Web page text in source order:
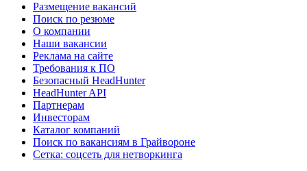
Размещение вакансий
Поиск по резюме
О компании
Наши вакансии
Реклама на сайте
Требования к ПО
Безопасный HeadHunter
HeadHunter API
Партнерам
Инвесторам
Каталог компаний
Поиск по вакансиям в Грайвороне
Сетка: соцсеть для нетворкинга